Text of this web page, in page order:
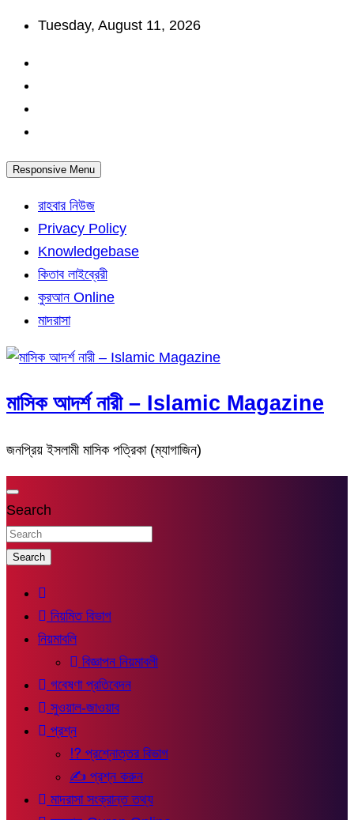
Skip
content
Tuesday, August 11, 2026
Responsive Menu
রাহবার নিউজ
Privacy Policy
Knowledgebase
কিতাব লাইব্রেরী
কুরআন Online
মাদরাসা
মাসিক আদর্শ নারী – Islamic Magazine
জনপ্রিয় ইসলামী মাসিক পত্রিকা (ম্যাগাজিন)
Search
Search
নিয়মিত বিভাগ
নিয়মাবলি
বিজ্ঞাপন নিয়মাবলী
গবেষণা প্রতিবেদন
সুওয়াল-জাওয়াব
প্রশ্ন
⁉ প্রশ্নোত্তর বিভাগ
✍ প্রশ্ন করুন
মাদরাসা সংক্রান্ত তথ্য